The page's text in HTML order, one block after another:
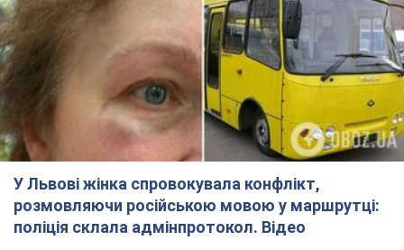
У Львові жінка спровокувала конфлікт,
розмовляючи російською мовою у маршрутці:
поліція склала адмінпротокол. Відео